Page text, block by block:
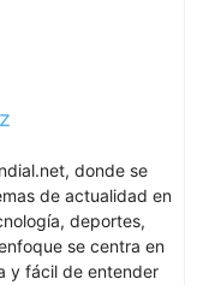
donde se
de actualidad en
deportes,
se centra en
y fácil de entender